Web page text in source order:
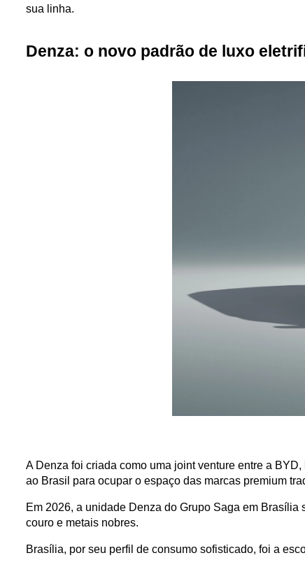
sua linha.
Denza: o novo padrão de luxo
A Denza foi criada como uma joint venture entre a
ao Brasil para ocupar o espaço das marcas premium
Em 2026, a unidade Denza do Grupo Saga em
couro e metais nobres.
Brasília, por seu perfil de consumo sofisticado, foi a